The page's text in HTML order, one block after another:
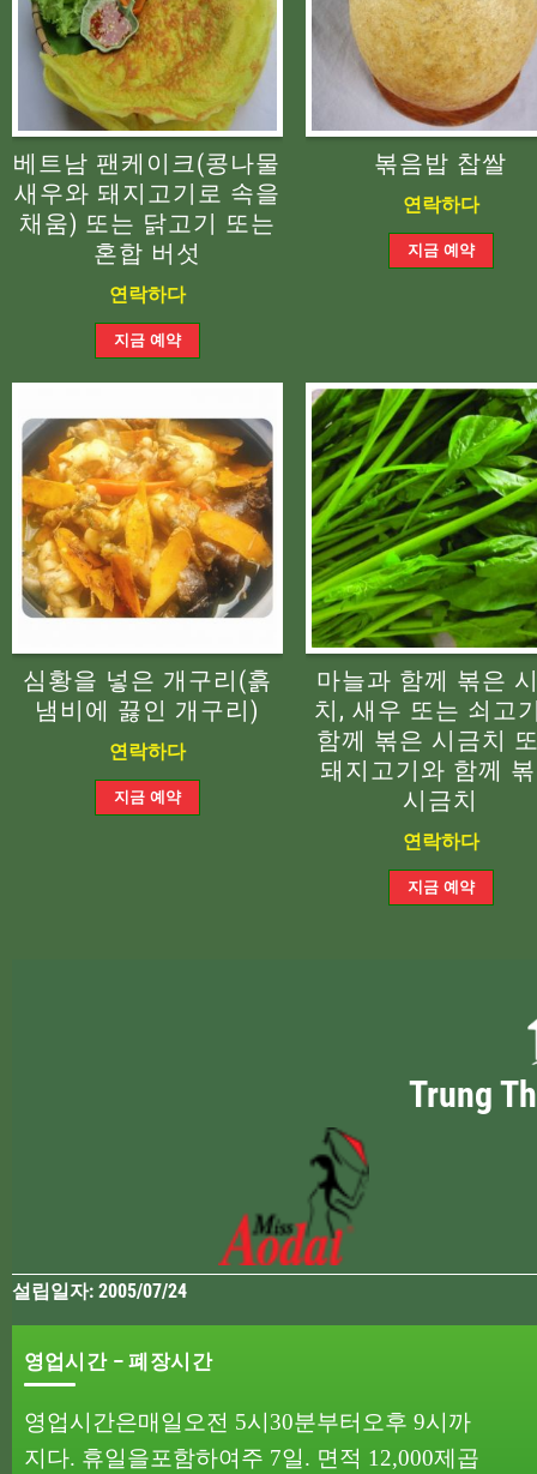
베트남 팬케이크(콩나물
새우와 돼지고기로 속을
채움) 또는 닭고기 또는
혼합 버섯
연락하다
볶음밥 찹쌀
연락하다
심황을 넣은 개구리(흙
냄비에 끓인 개구리)
연락하다
마늘과 함께 볶은
치, 새우 또는 쇠고
함께 볶은 시금치
돼지고기와 함께
시금치
연락하다
Trung
설립일자: 2005/07/24
영업시간 – 폐장시간
영업시간은매일 오전 5시 30분부터 오후 9시까
지다. 휴일을포함하여 주 7일. 면적 12,000제곱